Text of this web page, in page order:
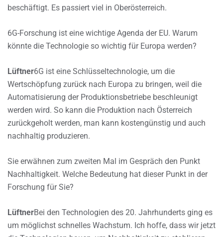
beschäftigt. Es passiert viel in Oberösterreich.
6G-Forschung ist eine wichtige Agenda der EU. Warum
könnte die Technologie so wichtig für Europa werden?
Lüftner6G ist eine Schlüsseltechnologie, um die
Wertschöpfung zurück nach Europa zu bringen, weil die
Automatisierung der Produktionsbetriebe beschleunigt
werden wird. So kann die Produktion nach Österreich
zurückgeholt werden, man kann kostengünstig und auch
nachhaltig produzieren.
Sie erwähnen zum zweiten Mal im Gespräch den Punkt
Nachhaltigkeit. Welche Bedeutung hat dieser Punkt in der
Forschung für Sie?
LüftnerBei den Technologien des 20. Jahrhunderts ging es
um möglichst schnelles Wachstum. Ich hoffe, dass wir jetzt